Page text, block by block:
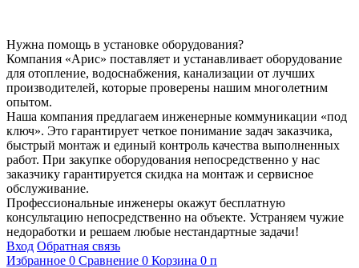
Нужна помощь в установке оборудования?
Компания «Арис» поставляет и устанавливает оборудование
для отопление, водоснабжения, канализации от лучших
производителей, которые проверены нашим многолетним
опытом.
Наша компания предлагаем инженерные коммуникации «под
ключ». Это гарантирует четкое понимание задач заказчика,
быстрый монтаж и единый контроль качества выполненных
работ. При закупке оборудования непосредственно у нас
заказчику гарантируется скидка на монтаж и сервисное
обслуживание.
Профессиональные инженеры окажут бесплатную
консультацию непосредственно на объекте. Устраняем чужие
недоработки и решаем любые нестандартные задачи!
Вход Обратная связь
Избранное 0 Сравнение 0 Корзина 0 п